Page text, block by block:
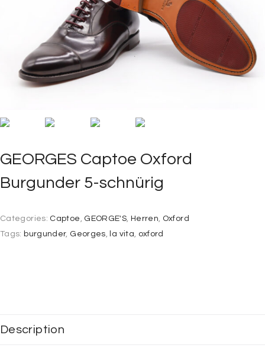
GEORGES Captoe Oxford
Burgunder 5-schnürig
Categories: Captoe , GEORGE'S, Herren, Oxford
Tags: burgunder, Georges, la vita, oxford
Description